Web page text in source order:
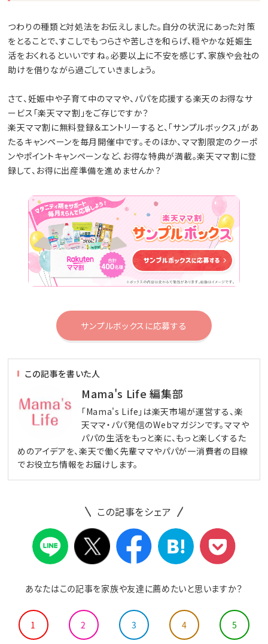
つわりの種類と対処法をお伝えしました。自分の状況にあった対策
をとることで、すこしでもつらさや苦しさを和らげ、穏やかな妊娠生
活をおくれるといいですね。必要以上に不安を感じず、家族や会社の
助けを借りながら過ごしていきましょう。
さて、妊娠中や子育て中のママや、パパを応援する楽天のお得なサ
ービス「楽天ママ割」をご存じですか？
楽天ママ割に無料登録＆エントリーすると、「サンプルボックス」があ
たるキャンペーンを毎月開催中です。そのほか、ママ割限定のクーポ
ンやポイントキャンペーンなど、お得な特典が満載。楽天ママ割に登
録して、お得に出産準備を進めませんか？
サンプルボックスに応募する
この記事を書いた人
Mama's Life 編集部
「Mama's Life」は楽天市場が運営する、楽
天ママ・パパ発信のWebマガジンです。ママや
パパの生活をもっと楽に、もっと楽しくするた
めのアイデアを、楽天で働く先輩ママやパパが一消費者の目線
でお役立ち情報をお届けします。
この記事をシェア
あなたはこの記事を家族や友達に薦めたいと思いますか？
1 2 3 4 5